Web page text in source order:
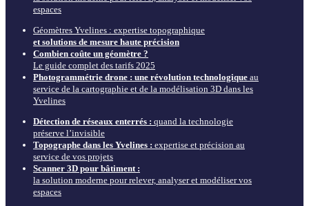
espaces
Géomètres Yvelines : expertise topographique
et solutions de mesure haute précision
Combien coûte un géomètre ?
Le guide complet des tarifs 2025
Photogrammétrie drone : une révolution technologique au
service de la cartographie et de la modélisation 3D dans les
Yvelines
Détection de réseaux enterrés : quand la technologie
préserve l’invisible
Topographe dans les Yvelines : expertise et précision au
service de vos projets
Scanner 3D pour bâtiment :
la solution moderne pour relever, analyser et modéliser vos
espaces